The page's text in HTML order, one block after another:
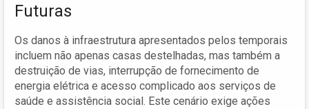
Futuras
Os danos à infraestrutura apresentados pelos temporais
incluem não apenas casas destelhadas, mas também a
destruição de vias, interrupção de fornecimento de
energia elétrica e acesso complicado aos serviços de
saúde e assistência social. Este cenário exige ações